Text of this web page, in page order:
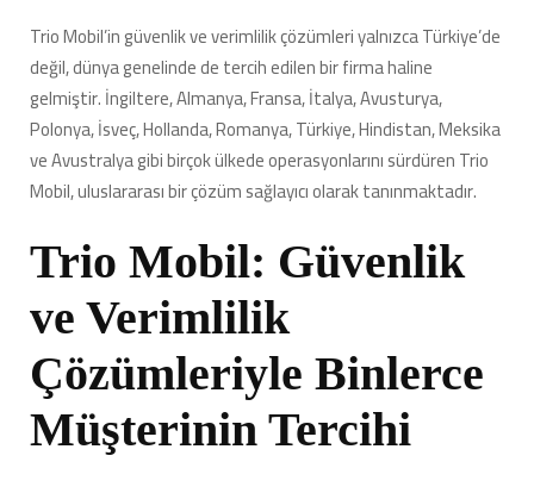
Trio Mobil’in güvenlik ve verimlilik çözümleri yalnızca Türkiye’de
değil, dünya genelinde de tercih edilen bir firma haline
gelmiştir. İngiltere, Almanya, Fransa, İtalya, Avusturya,
Polonya, İsveç, Hollanda, Romanya, Türkiye, Hindistan, Meksika
ve Avustralya gibi birçok ülkede operasyonlarını sürdüren Trio
Mobil, uluslararası bir çözüm sağlayıcı olarak tanınmaktadır.
Trio Mobil: Güvenlik
ve Verimlilik
Çözümleriyle Binlerce
Müşterinin Tercihi